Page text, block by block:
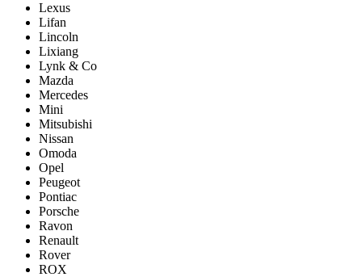
Lexus
Lifan
Lincoln
Lixiang
Lynk & Co
Mazda
Mercedes
Mini
Mitsubishi
Nissan
Omoda
Opel
Peugeot
Pontiac
Porsсhe
Ravon
Renault
Rover
ROX